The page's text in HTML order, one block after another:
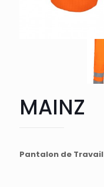
MAINZ
Pantalon de Travail